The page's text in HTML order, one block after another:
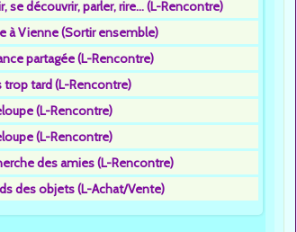
se découvrir, parler, rire... (L-Rencontre)
à Vienne (Sortir ensemble)
partagée (L-Rencontre)
trop tard (L-Rencontre)
(L-Rencontre)
(L-Rencontre)
des amies (L-Rencontre)
des objets (L-Achat/Vente)